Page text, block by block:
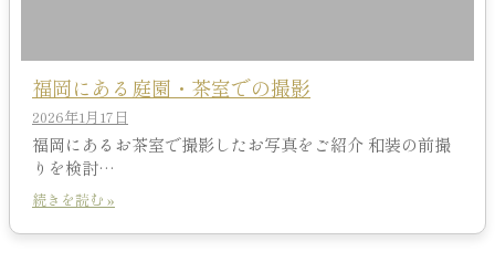
福岡にある庭園・茶室での撮影
2026年1月17日
福岡にあるお茶室で撮影したお写真をご紹介 和装の前撮
りを検討…
続きを読む »